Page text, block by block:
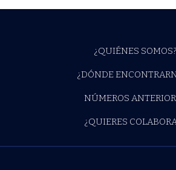
¿QUIÉNES SOMOS?
¿DÓNDE
NÚMEROS
¿QUIERES